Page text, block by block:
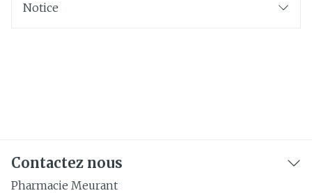
Notice
Contactez nous
Pharmacie Meurant